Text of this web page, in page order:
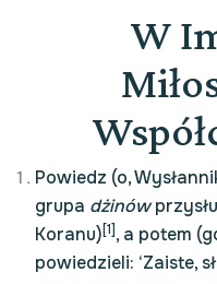
W
Powiedz (o,
grupa dżinów
Koranu)[1], a potem
powiedzieli: ‘Zaiste,